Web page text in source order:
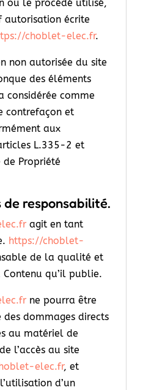
ou le procédé utilisé,
autorisation écrite
choblet-elec.fr.
non autorisée du site
des éléments
considérée comme
contrefaçon et
aux
L.335-2 et
de Propriété
responsabilité.
agit en tant
https://choblet-
de la qualité et
qu’il publie.
ne pourra être
dommages directs
au matériel de
l’accès au site
elec.fr, et
d’un